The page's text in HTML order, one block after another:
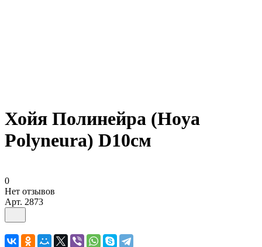
Хойя Полинейра (Hoya
Polyneura) D10см
0
Нет отзывов
Арт. 2873